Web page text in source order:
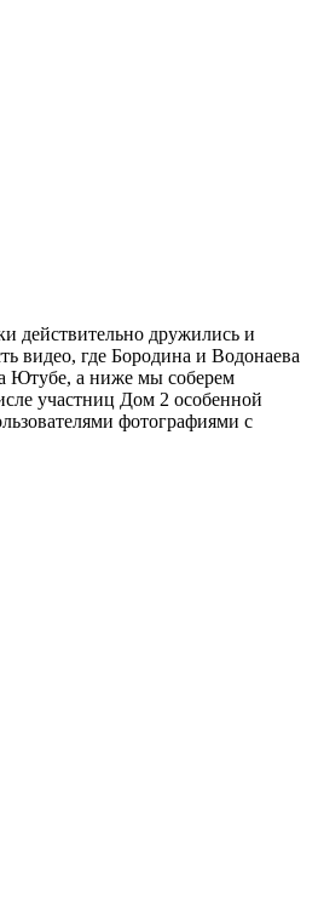
действительно дружились и
видео, где Бородина и Водонаева
Ютубе, а ниже мы соберем
участниц Дом 2 особенной
фотографиями с